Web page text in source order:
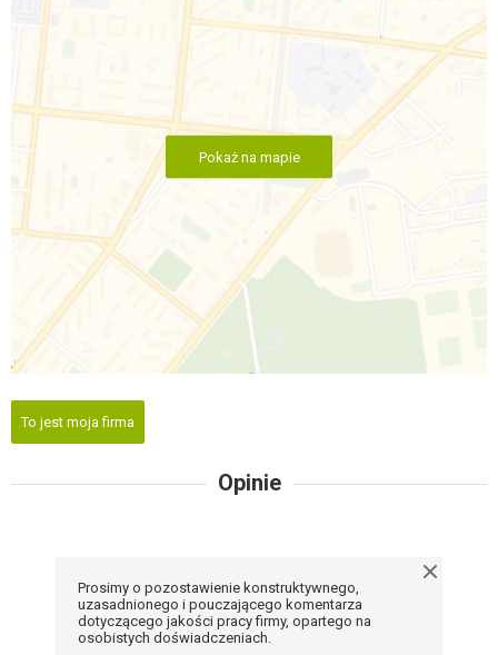
Pokaż na mapie
To jest moja firma
Opinie
Prosimy o pozostawienie konstruktywnego,
uzasadnionego i pouczającego komentarza
dotyczącego jakości pracy firmy, opartego na
osobistych doświadczeniach.